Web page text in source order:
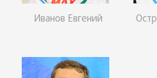
Иванов Евгений